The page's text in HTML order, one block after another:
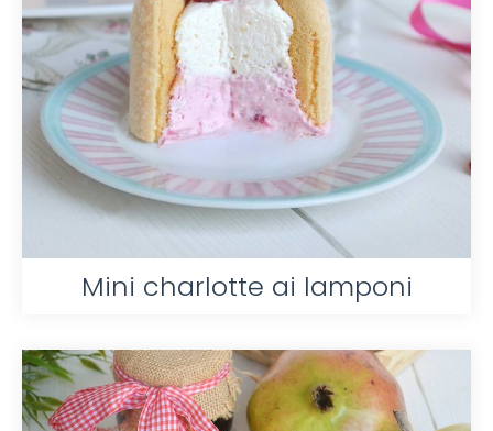
Mini charlotte ai lamponi